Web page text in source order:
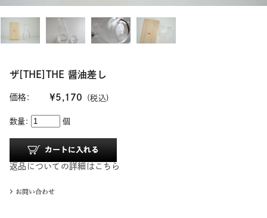
ザ[THE]THE 醤油差し
価格: ¥5,170 (税込)
数量: 個
返品についての詳細はこちら